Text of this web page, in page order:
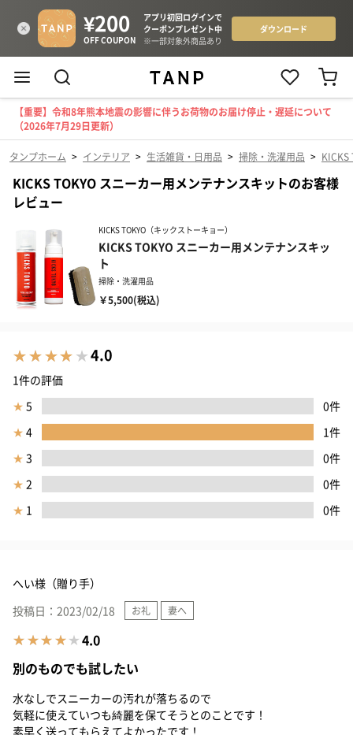
【重要】令和8年熊本地震の影響に伴うお荷物のお届け停止・遅延について
（2026年7月29日更新）
タンプホーム > インテリア > 生活雑貨・日用品 > 掃除・洗濯用品 > KICKS
KICKS TOKYO スニーカー用メンテナンスキットのお客様
レビュー
KICKS TOKYO（キックストーキョー）
KICKS TOKYO スニーカー用メンテナンスキッ
ト
掃除・洗濯用品
￥5,500(税込)
4.0
1件の評価
★ 5
0件
★ 4
1件
★ 3
0件
★ 2
0件
★ 1 0件